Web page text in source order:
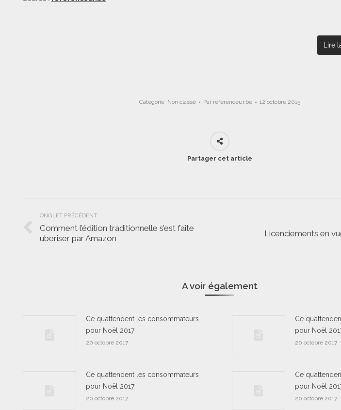
Lire
Catégorie Non classé Par referenceur.be 12 octobre 2015
Partager cet article
Navigation
de
commentaire
ONGLET PRÉCÉDENT
Onglet
précédent
Comment l’édition traditionnelle s’est faite
uberiser par Amazon
Licenciements en
A voir également
Ce qu’attendent les consommateurs
pour Noël 2017
20 octobre 2017
Ce
pour Noël
20 octobre 2017
Ce qu’attendent les consommateurs
pour Noël 2017
20 octobre 2017
Ce
pour Noël
20 octobre 2017